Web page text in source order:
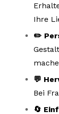
Ihre
✏️
💬
Bei
🔄